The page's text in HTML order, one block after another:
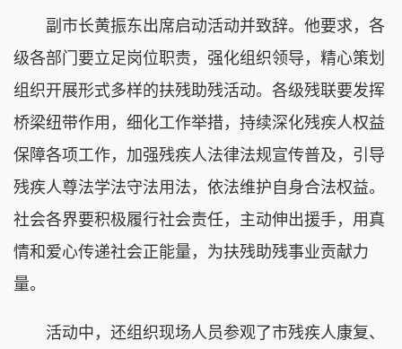
副市长黄振东出席启动活动并致辞。他要求，各
级各部门要立足岗位职责，强化组织领导，精心策划
组织开展形式多样的扶残助残活动。各级残联要发挥
桥梁纽带作用，细化工作举措，持续深化残疾人权益
保障各项工作，加强残疾人法律法规宣传普及，引导
残疾人尊法学法守法用法，依法维护自身合法权益。
社会各界要积极履行社会责任，主动伸出援手，用真
情和爱心传递社会正能量，为扶残助残事业贡献力
量。
活动中，还组织现场人员参观了市残疾人康复、